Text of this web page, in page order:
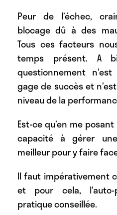
Peur de l’échec,
blocage dû à des
Tous ces facteurs
temps présent. A
questionnement
gage de succès et
niveau de la
Est-ce qu’en me
capacité à gérer
meilleur pour y faire
Il faut impérativement
et pour cela,
pratique conseillée.